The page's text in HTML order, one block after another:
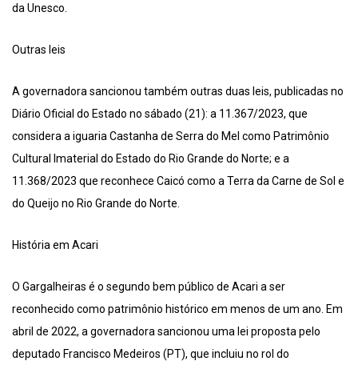
da Unesco.
Outras leis
A governadora sancionou também outras duas leis, publicadas no
Diário Oficial do Estado no sábado (21): a 11.367/2023, que
considera a iguaria Castanha de Serra do Mel como Patrimônio
Cultural Imaterial do Estado do Rio Grande do Norte; e a
11.368/2023 que reconhece Caicó como a Terra da Carne de Sol e
do Queijo no Rio Grande do Norte.
História em Acari
O Gargalheiras é o segundo bem público de Acari a ser
reconhecido como patrimônio histórico em menos de um ano. Em
abril de 2022, a governadora sancionou uma lei proposta pelo
deputado Francisco Medeiros (PT), que incluiu no rol do